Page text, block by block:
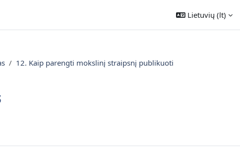
Lietuvių ‎(lt)‎
12. Kaip parengti mokslinį straipsnį publikuoti